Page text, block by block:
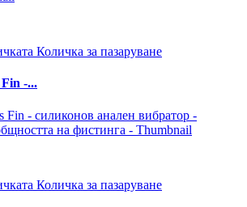
Количка за пазаруване
-...
Количка за пазаруване